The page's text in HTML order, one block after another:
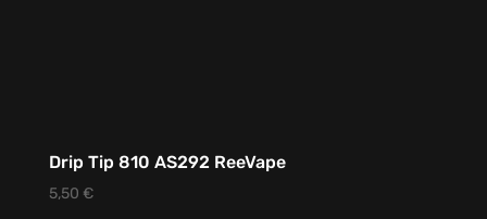
Drip Tip 810 AS292 ReeVape
5,50 €